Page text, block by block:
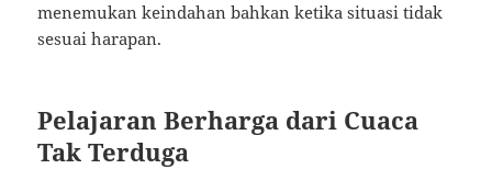
menemukan keindahan bahkan ketika situasi tidak
sesuai harapan.
Pelajaran Berharga dari Cuaca
Tak Terduga